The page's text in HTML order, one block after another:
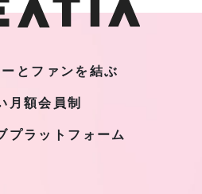
とファンを結ぶ
月額会員制
プラットフォーム